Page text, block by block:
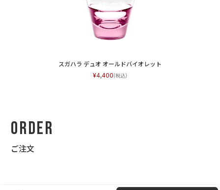
スガハラ デュオ オールドバイオレット
4,400
Order
ご注文